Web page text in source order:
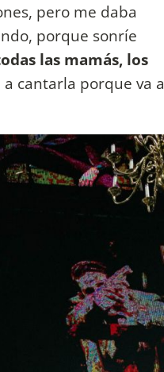
pero me daba
porque sonríe
las mamás, los
cantarla porque va a